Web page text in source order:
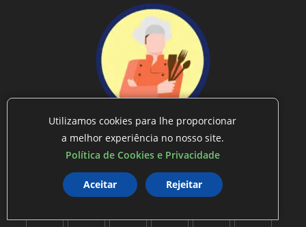
MESTRE DAS RECEITAS
DESPERTE O CHEF EM VOCÊ!
SIGA-NOS
Utilizamos cookies para lhe proporcionar
a melhor experiência no nosso site.
Política de Cookies e Privacidade
Aceitar Rejeitar